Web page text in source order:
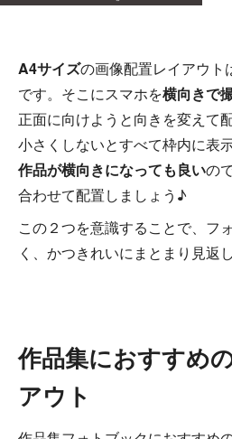
A4サイズの画像配置レイアウト
です。そこにスマホを横向きで
正面に向けようと向きを変えて
小さくしないとすべて枠内に表
作品が横向きになっても良いの
合わせて配置しましょう♪
この２つを意識することで、フ
く、かつきれいにまとまり見返
作品集におすすめ
アウト